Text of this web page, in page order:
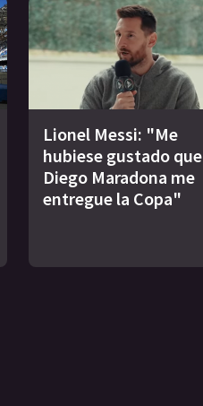
Lionel Messi: "Me
hubiese gustado que
Diego Maradona me
entregue la Copa"